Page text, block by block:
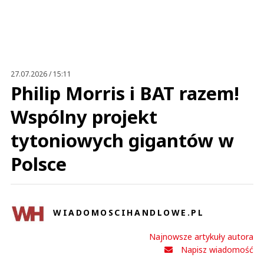
Na Słowacji jeszcze nie zakazano używać „na”, na Węgrzech tez można
Na ukrainie nowomowa
0
No
This comment was minimized by the moderator on the site
27.07.2026 / 15:11
Philip Morris i BAT razem!
Wspólny projekt
tytoniowych gigantów w
Polsce
WIADOMOSCIHANDLOWE.PL
Najnowsze artykuły autora
Napisz wiadomość